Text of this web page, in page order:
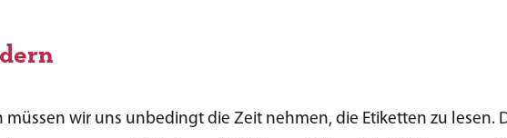
müssen wir uns unbedingt die Zeit nehmen, die Etiketten zu lesen.